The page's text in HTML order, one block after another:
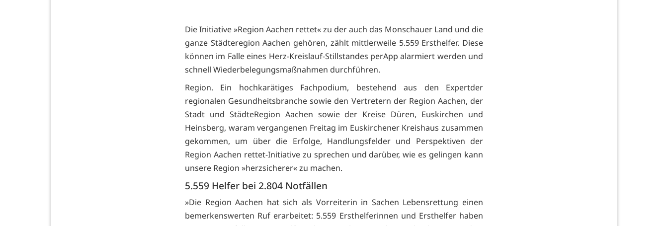
Die Initiative »Region Aachen rettet« zu der auch das Monschauer Land und die
ganze Städteregion Aachen gehören, zählt mittlerweile 5.559 Ersthelfer. Diese
können im Falle eines Herz-Kreislauf-Stillstandes perApp alarmiert werden und
schnell Wiederbelegungsmaßnahmen durchführen.
Region. Ein hochkarätiges Fachpodium, bestehend aus den Expertder
regionalen Gesundheitsbranche sowie den Vertretern der Region Aachen, der
Stadt und StädteRegion Aachen sowie der Kreise Düren, Euskirchen und
Heinsberg, waram vergangenen Freitag im Euskirchener Kreishaus zusammen
gekommen, um über die Erfolge, Handlungsfelder und Perspektiven der
Region Aachen rettet-Initiative zu sprechen und darüber, wie es gelingen kann
unsere Region »herzsicherer« zu machen.
5.559 Helfer bei 2.804 Notfällen
»Die Region Aachen hat sich als Vorreiterin in Sachen Lebensrettung einen
bemerkenswerten Ruf erarbeitet: 5.559 Ersthelferinnen und Ersthelfer haben